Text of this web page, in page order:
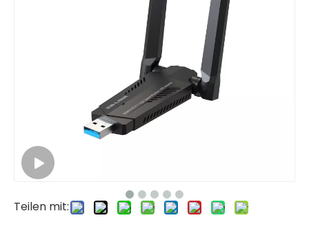
Teilen mit: